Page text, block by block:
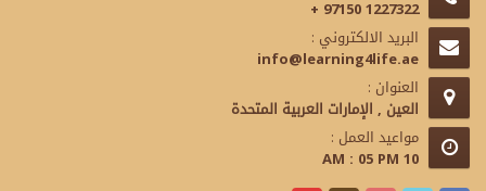
+ 97150 1227322
البريد الالكتروني :
info@learning4life.ae
العنوان :
العين , الإمارات العربية المتحدة
مواعيد العمل :
10 AM : 05 PM